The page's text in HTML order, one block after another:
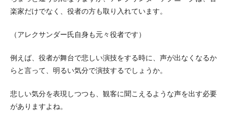
楽家だけでなく、役者の方も取り入れています。
（アレクサンダー氏自身も元々役者です）
例えば、役者が舞台で悲しい演技をする時に、声が出なくなるか
らと言って、明るい気分で演技するでしょうか。
悲しい気分を表現しつつも、観客に聞こえるような声を出す必要
がありますよね。